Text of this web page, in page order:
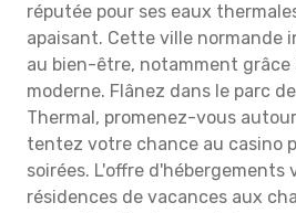
réputée pour ses eaux
apaisant. Cette ville normande
au bien-être, notamment
moderne. Flânez dans le parc
Thermal, promenez-vous
tentez votre chance au casino
soirées. L'offre d'hébergements
résidences de vacances aux